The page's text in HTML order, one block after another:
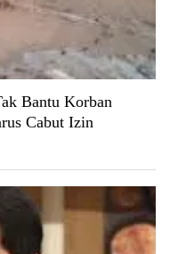
Bantu Korban
Cabut Izin